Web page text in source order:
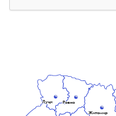
Луцк Ровно
Житомир